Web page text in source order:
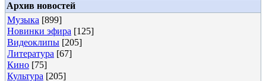
Архив новостей
Музыка [899]
Новинки эфира [125]
Видеоклипы [205]
Литература [67]
Кино [75]
Культура [205]